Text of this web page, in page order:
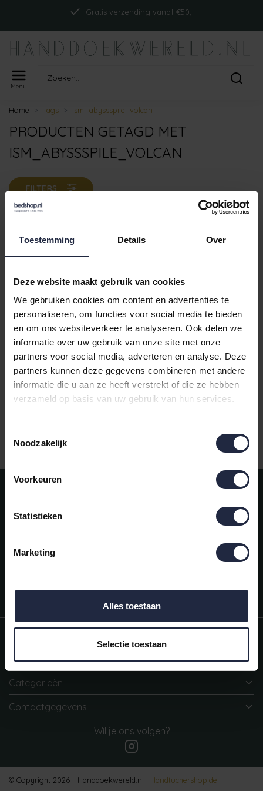
Toestemming Details Over
Deze website maakt gebruik van cookies
We gebruiken cookies om content en advertenties te
personaliseren, om functies voor social media te bieden
en om ons websiteverkeer te analyseren. Ook delen we
informatie over uw gebruik van onze site met onze
partners voor social media, adverteren en analyse. Deze
partners kunnen deze gegevens combineren met andere
informatie die u aan ze heeft verstrekt of die ze hebben
verzameld op basis van uw gebruik van hun services.
Noodzakelijk
Voorkeuren
Statistieken
Marketing
Alles toestaan
Selectie toestaan
Gratis verzending vanaf €50,-
Menu
Home Tags ism_abyssspile_volcan
PRODUCTEN GETAGD MET
ISM_ABYSSSPILE_VOLCAN
FILTERS
Abyss & Habidecor
Super Pile Douchelaken
70x140 997 volcan
€85,00
Meld je aan voor onze nieuwsbrief!
AANMELDEN
Snel regelen in je account. Volg je bestelling, betaal facturen of
Vragen?
Mijn account
Categorieën
Contactgegevens
Wil je ons volgen?
© Copyright 2026 - Handdoekwereld.nl | Handtuchershop.de